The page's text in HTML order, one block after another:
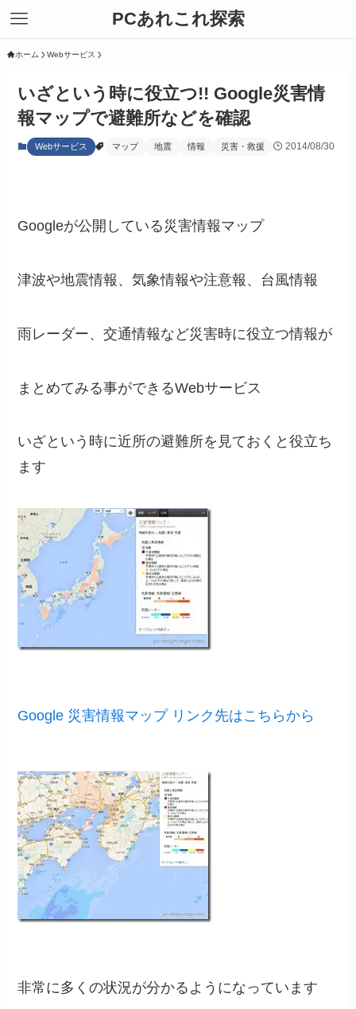
PCあれこれ探索
ホーム Webサービス
いざという時に役立つ!! Google災害情
報マップで避難所などを確認
Webサービス マップ 地震 情報 災害・救援 2014/08/30
Googleが公開している災害情報マップ
津波や地震情報、気象情報や注意報、台風情報
雨レーダー、交通情報など災害時に役立つ情報が
まとめてみる事ができるWebサービス
いざという時に近所の避難所を見ておくと役立ち
ます
Google 災害情報マップ リンク先はこちらから
非常に多くの状況が分かるようになっています